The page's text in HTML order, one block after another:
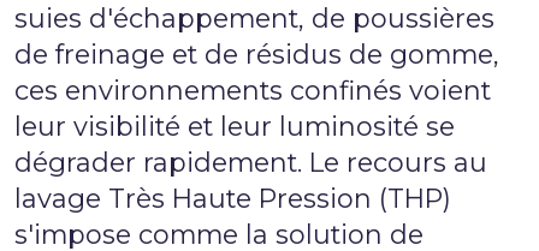
suies d'échappement, de poussières
de freinage et de résidus de gomme,
ces environnements confinés voient
leur visibilité et leur luminosité se
dégrader rapidement. Le recours au
lavage Très Haute Pression (THP)
s'impose comme la solution de